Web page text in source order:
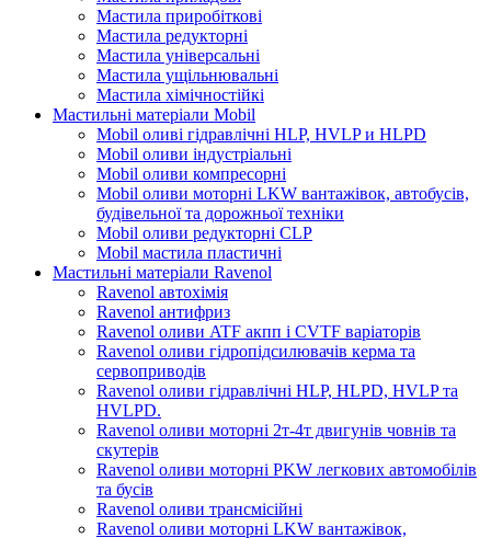
Мастила приробіткові
Мастила редукторні
Мастила універсальні
Мастила ущільнювальні
Мастила хімічностійкі
Мастильні матеріали Mobil
Mobil оливі гідравлічні HLP, HVLP и HLPD
Mobil оливи індустріальні
Mobil оливи компресорні
Mobil оливи моторні LKW вантажівок, автобусів,
будівельної та дорожньої техніки
Mobil оливи редукторні CLP
Mobil мастила пластичні
Мастильні матеріали Ravenol
Ravenol автохімія
Ravenol антифриз
Ravenol оливи ATF акпп і CVTF варіаторів
Ravenol оливи гідропідсилювачів керма та
сервоприводів
Ravenol оливи гідравлічні HLP, HLPD, HVLP та
HVLPD.
Ravenol оливи моторні 2т-4т двигунів човнів та
скутерів
Ravenol оливи моторні PKW легкових автомобілів
та бусів
Ravenol оливи трансмісійні
Ravenol оливи моторні LKW вантажівок,